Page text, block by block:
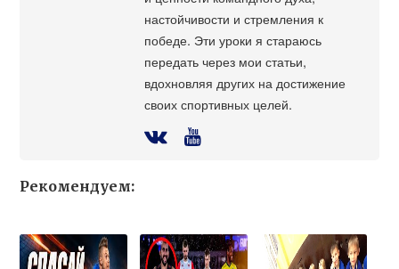
настойчивости и стремления к
победе. Эти уроки я стараюсь
передать через мои статьи,
вдохновляя других на достижение
своих спортивных целей.
Рекомендуем: